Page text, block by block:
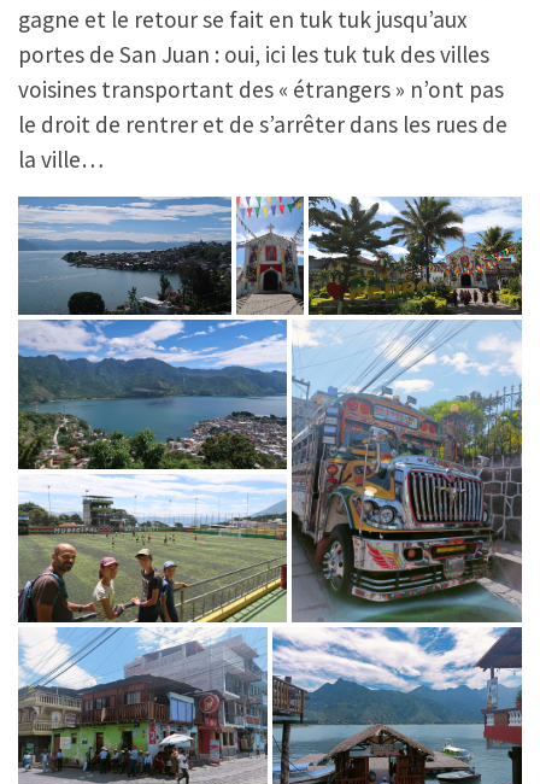
gagne et le retour se fait en tuk tuk jusqu’aux
portes de San Juan : oui, ici les tuk tuk des villes
voisines transportant des « étrangers » n’ont pas
le droit de rentrer et de s’arrêter dans les rues de
la ville…